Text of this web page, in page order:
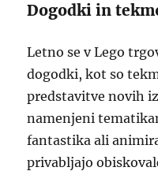
Dogodki in
Letno se v Lego
dogodki, kot so
predstavitve novih
namenjeni
fantastika ali
privabljajo